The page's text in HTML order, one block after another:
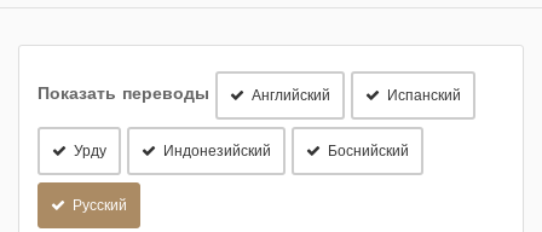
Показать переводы Английский Испанский
Урду Индонезийский Боснийский
Русский